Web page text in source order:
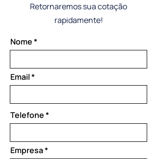
Retornaremos sua cotação
rapidamente!
Nome
Email
Telefone
Empresa